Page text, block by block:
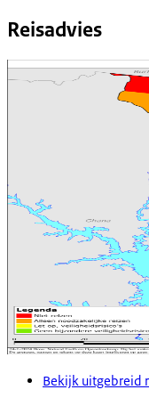
Reisadvies
Bekijk uitgebreid